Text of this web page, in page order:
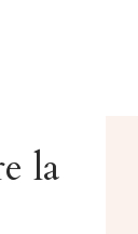
la